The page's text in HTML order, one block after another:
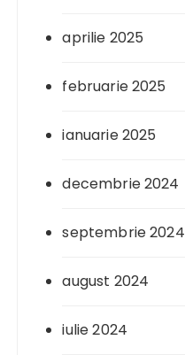
aprilie 2025
februarie 2025
ianuarie 2025
decembrie 2024
septembrie 2024
august 2024
iulie 2024